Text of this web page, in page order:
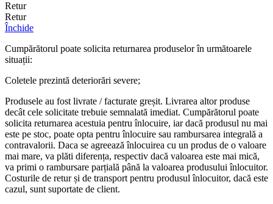
Retur
Retur
Închide
Cumpărătorul poate solicita returnarea produselor în următoarele
situații:
Coletele prezintă deteriorări severe;
Produsele au fost livrate / facturate greșit. Livrarea altor produse
decât cele solicitate trebuie semnalată imediat. Cumpărătorul poate
solicita returnarea acestuia pentru înlocuire, iar dacă produsul nu mai
este pe stoc, poate opta pentru înlocuire sau rambursarea integrală a
contravalorii. Daca se agreează înlocuirea cu un produs de o valoare
mai mare, va plăti diferența, respectiv dacă valoarea este mai mică,
va primi o rambursare parțială până la valoarea produsului înlocuitor.
Costurile de retur și de transport pentru produsul înlocuitor, dacă este
cazul, sunt suportate de client.